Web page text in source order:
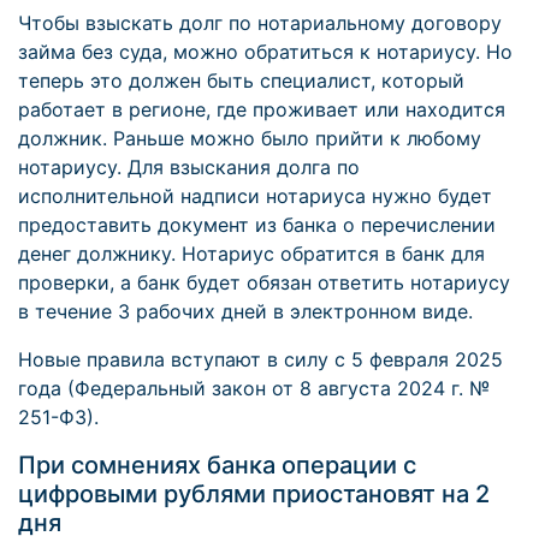
Чтобы взыскать долг по нотариальному договору
займа без суда, можно обратиться к нотариусу. Но
теперь это должен быть специалист, который
работает в регионе, где проживает или находится
должник. Раньше можно было прийти к любому
нотариусу. Для взыскания долга по
исполнительной надписи нотариуса нужно будет
предоставить документ из банка о перечислении
денег должнику. Нотариус обратится в банк для
проверки, а банк будет обязан ответить нотариусу
в течение 3 рабочих дней в электронном виде.
Новые правила вступают в силу с 5 февраля 2025
года (Федеральный закон от 8 августа 2024 г. №
251-ФЗ).
При сомнениях банка операции с
цифровыми рублями приостановят на 2
дня